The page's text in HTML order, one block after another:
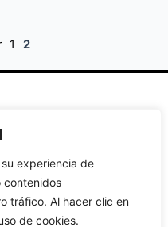
experiencia de
contenidos
tráfico. Al hacer clic en
de cookies.
1 2
de
Instagram